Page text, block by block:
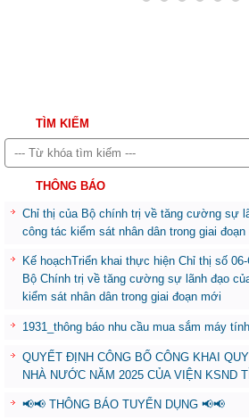
TÌM KIẾM
THÔNG BÁO
Chỉ thị của Bộ chính trị về tăng cường sự
công tác kiểm sát nhân dân trong giai đoạn
Kế hoạchTriển khai thực hiện Chỉ thị số
Bộ Chính trị về tăng cường sự lãnh đạo
kiểm sát nhân dân trong giai đoạn mới
1931_thông báo nhu cầu mua sắm máy tính
QUYẾT ĐỊNH CÔNG BỐ CÔNG KHAI
NHÀ NƯỚC NĂM 2025 CỦA VIỆN KSND
📢📢 THÔNG BÁO TUYỂN DỤNG 📢📢